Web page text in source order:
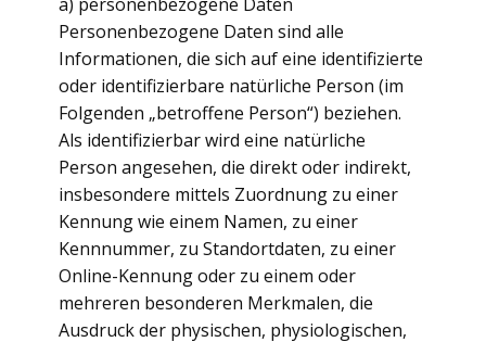
Personenbezogene Daten sind alle
Informationen, die sich auf eine identifizierte
oder identifizierbare natürliche Person (im
Folgenden „betroffene Person“) beziehen.
Als identifizierbar wird eine natürliche
Person angesehen, die direkt oder indirekt,
insbesondere mittels Zuordnung zu einer
Kennung wie einem Namen, zu einer
Kennnummer, zu Standortdaten, zu einer
Online-Kennung oder zu einem oder
mehreren besonderen Merkmalen, die
Ausdruck der physischen, physiologischen,